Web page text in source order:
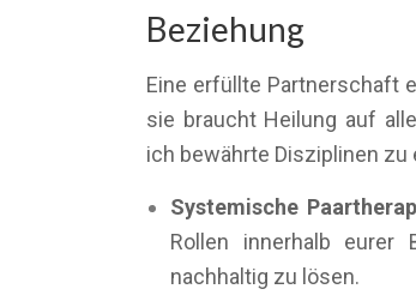
Beziehung
Eine erfüllte Partnerschaft
sie braucht Heilung auf
ich bewährte Disziplinen
Systemische
Rollen innerhalb eurer
nachhaltig zu lösen.